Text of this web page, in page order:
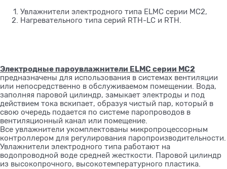
Увлажнители электродного типа ELMC серии MC2,
Нагревательного типа серий RTH-LC и RTH.
Электродные пароувлажнители ELMC серии МС2
предназначены для использования в системах вентиляции
или непосредственно в обслуживаемом помещении. Вода,
заполняя паровой цилиндр, замыкает электроды и под
действием тока вскипает, образуя чистый пар, который в
свою очередь подается по системе паропроводов в
вентиляционный канал или помещение.
Все увлажнители укомплектованы микропроцессорным
контроллером для регулирования паропроизводительности.
Увлажнители электродного типа работают на
водопроводной воде средней жесткости. Паровой цилиндр
из высокопрочного, высокотемпературного пластика.